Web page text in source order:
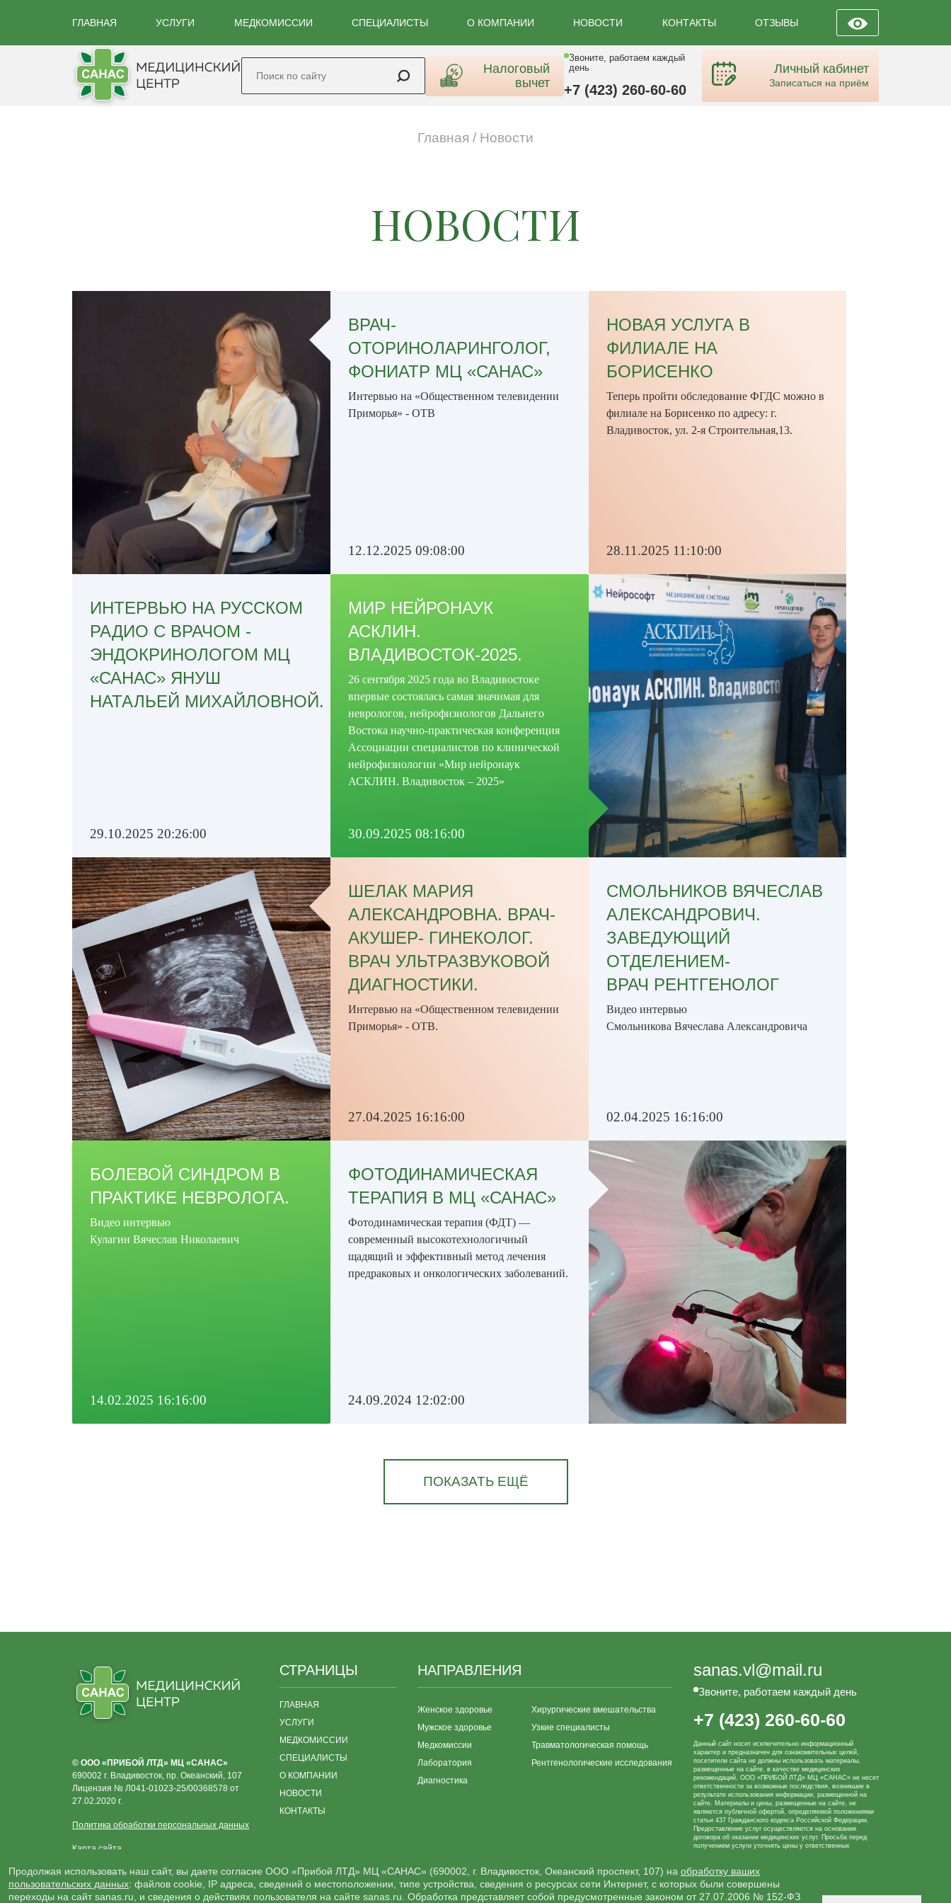
ГЛАВНАЯ УСЛУГИ МЕДКОМИССИИ СПЕЦИАЛИСТЫ О КОМПАНИИ НОВОСТИ КОНТАКТЫ ОТЗЫВЫ
Налоговый
вычет
Звоните, работаем каждый
день
+7 (423) 260-60-60
Личный кабинет
Записаться на приём
Главная / Новости
НОВОСТИ
ВРАЧ-
ОТОРИНОЛАРИНГОЛОГ,
ФОНИАТР МЦ «САНАС»
Интервью на «Общественном телевидении
Приморья» - ОТВ
12.12.2025 09:08:00
НОВАЯ УСЛУГА В
ФИЛИАЛЕ НА
БОРИСЕНКО
Теперь пройти обследование ФГДС можно в
филиале на Борисенко по адресу: г.
Владивосток, ул. 2-я Строительная,13.
28.11.2025 11:10:00
ИНТЕРВЬЮ НА РУССКОМ
РАДИО С ВРАЧОМ -
ЭНДОКРИНОЛОГОМ МЦ
«САНАС» ЯНУШ
НАТАЛЬЕЙ МИХАЙЛОВНОЙ.
29.10.2025 20:26:00
МИР НЕЙРОНАУК
АСКЛИН.
ВЛАДИВОСТОК-2025.
26 сентября 2025 года во Владивостоке
впервые состоялась самая значимая для
неврологов, нейрофизиологов Дальнего
Востока научно-практическая конференция
Ассоциации специалистов по клинической
нейрофизиологии «Мир нейронаук
АСКЛИН. Владивосток – 2025»
30.09.2025 08:16:00
ШЕЛАК МАРИЯ
АЛЕКСАНДРОВНА. ВРАЧ-
АКУШЕР- ГИНЕКОЛОГ.
ВРАЧ УЛЬТРАЗВУКОВОЙ
ДИАГНОСТИКИ.
Интервью на «Общественном телевидении
Приморья» - ОТВ.
27.04.2025 16:16:00
СМОЛЬНИКОВ ВЯЧЕСЛАВ
АЛЕКСАНДРОВИЧ.
ЗАВЕДУЮЩИЙ
ОТДЕЛЕНИЕМ-
ВРАЧ РЕНТГЕНОЛОГ
Видео интервью
Смольникова Вячеслава Александровича
02.04.2025 16:16:00
БОЛЕВОЙ СИНДРОМ В
ПРАКТИКЕ НЕВРОЛОГА.
Видео интервью
Кулагин Вячеслав Николаевич
14.02.2025 16:16:00
ФОТОДИНАМИЧЕСКАЯ
ТЕРАПИЯ В МЦ «САНАС»
Фотодинамическая терапия (ФДТ) —
современный высокотехнологичный
щадящий и эффективный метод лечения
предраковых и онкологических заболеваний.
24.09.2024 12:02:00
ПОКАЗАТЬ ЕЩЁ
© ООО «ПРИБОЙ ЛТД» МЦ «САНАС»
690002 г. Владивосток, пр. Океанский, 107
Лицензия № Л041-01023-25/00368578 от
27.02.2020 г.
Политика обработки персональных данных
Карта сайта
СТРАНИЦЫ
ГЛАВНАЯ
УСЛУГИ
МЕДКОМИССИИ
СПЕЦИАЛИСТЫ
О КОМПАНИИ
НОВОСТИ
КОНТАКТЫ
НАПРАВЛЕНИЯ
Женское здоровье
Мужское здоровье
Медкомиссии
Лаборатория
Диагностика
Хирургические вмешательства
Узкие специалисты
Травматологическая помощь
Рентгенологические исследования
sanas.vl@mail.ru
Звоните, работаем каждый день
+7 (423) 260-60-60
Данный сайт носит исключительно информационный
характер и предназначен для ознакомительных целей,
посетители сайта не должны использовать материалы,
размещенные на сайте, в качестве медицинских
рекомендаций. ООО «ПРИБОЙ ЛТД» МЦ «САНАС» не несет
ответственности за возможные последствия, возникшие в
результате использования информации, размещенной на
сайте. Материалы и цены, размещенные на сайте, не
являются публичной офертой, определяемой положениями
статьи 437 Гражданского кодекса Российской Федерации.
Предоставление услуг осуществляется на основании
договора об оказании медицинских услуг. Просьба перед
получением услуги уточнять цены у ответственных
Продолжая использовать наш сайт, вы даете согласие ООО «Прибой ЛТД» МЦ «САНАС» (690002, г. Владивосток, Океанский проспект, 107) на обработку ваших
пользовательских данных: файлов cookie, IP адреса, сведений о местоположении, типе устройства, сведения о ресурсах сети Интернет, с которых были совершены
переходы на сайт sanas.ru, и сведения о действиях пользователя на сайте sanas.ru. Обработка представляет собой предусмотренные законом от 27.07.2006 № 152-ФЗ